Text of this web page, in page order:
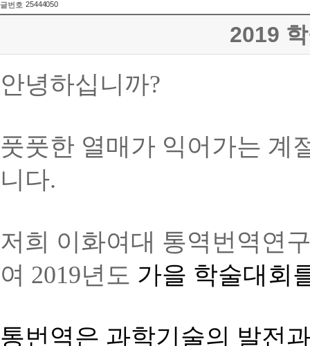
글번호 25444050
2019
안녕하십니까?
풋풋한 열매가 익어가는 계
니다.
저희 이화여대 통역번역연
여 2019년도 가을 학술대회
통번역은 과학기술의 발전